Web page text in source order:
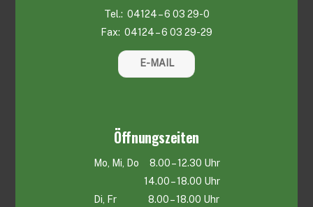
Tel.: 04124 – 6 03 29-0
Fax: 04124 – 6 03 29-29
E-MAIL
Öffnungszeiten
Mo, Mi, Do 8.00 – 12.30 Uhr
14.00 – 18.00 Uhr
Di, Fr 8.00 – 18.00 Uhr